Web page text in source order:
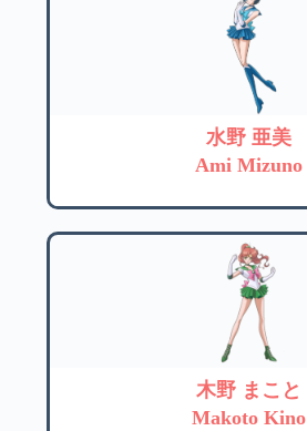
水野 亜美
Ami Mizuno
木野 まこと
Makoto Kino